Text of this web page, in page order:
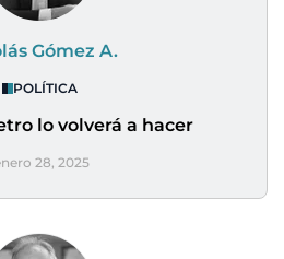
Gómez A.
POLÍTICA
lo volverá a hacer
28, 2025